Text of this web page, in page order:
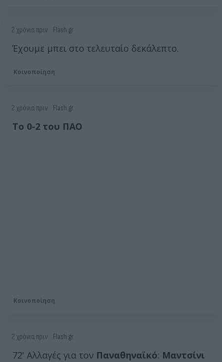
2 χρόνια πριν Flash.gr
Έχουμε μπει στο τελευταίο δεκάλεπτο.
Κοινοποίηση
2 χρόνια πριν Flash.gr
Το 0-2 του ΠΑΟ
Κοινοποίηση
2 χρόνια πριν Flash.gr
72' Αλλαγές για τον Παναθηναϊκό: Μαντσίνι